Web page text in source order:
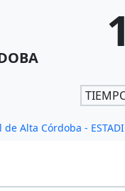
Alta Córdoba -